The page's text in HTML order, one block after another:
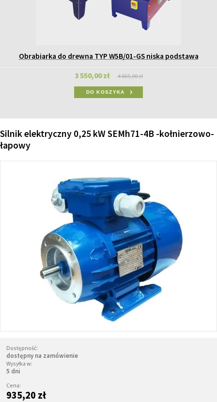
Obrabiarka do drewna TYP W5B/01-GS niska podstawa
3 550,00 zł 4 865,00 zł
DO KOSZYKA
Silnik elektryczny 0,25 kW SEMh71-4B -kołnierzowo-
łapowy
Dostępność:
dostępny na zamówienie
Wysyłka w:
5 dni
Cena:
935,20 zł